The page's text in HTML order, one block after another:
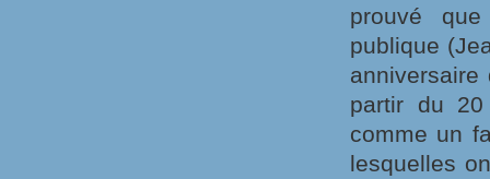
prouvé
publique
anniversaire
partir du
comme un
lesquelles